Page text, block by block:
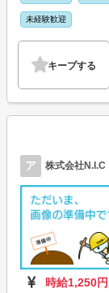
未経験歓迎
キープする
ア 株式会社N.I.C
時給1,250円